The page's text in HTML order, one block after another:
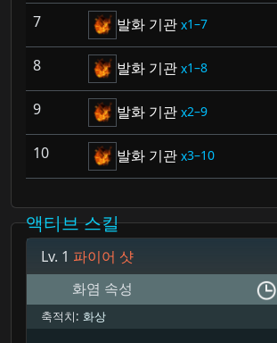
7 발화 기관 1–7
8 발화 기관 1–8
9 발화 기관 2–9
10 발화 기관 3–10
액티브 스킬
Lv. 1 파이어 샷
화염 속성
축적치: 화상